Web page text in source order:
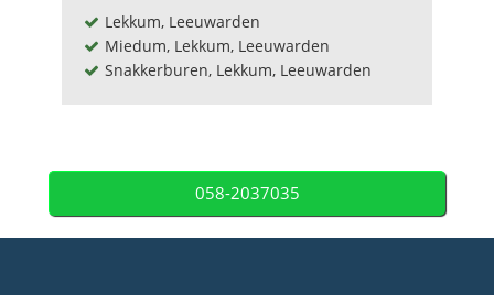
Lekkum, Leeuwarden
Miedum, Lekkum, Leeuwarden
Snakkerburen, Lekkum, Leeuwarden
058-2037035